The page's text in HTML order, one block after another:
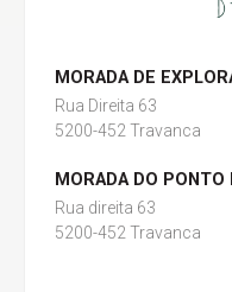
MORADA DE
Rua Direita 63
5200-452 Travanca
MORADA DO PONTO
Rua direita 63
5200-452 Travanca